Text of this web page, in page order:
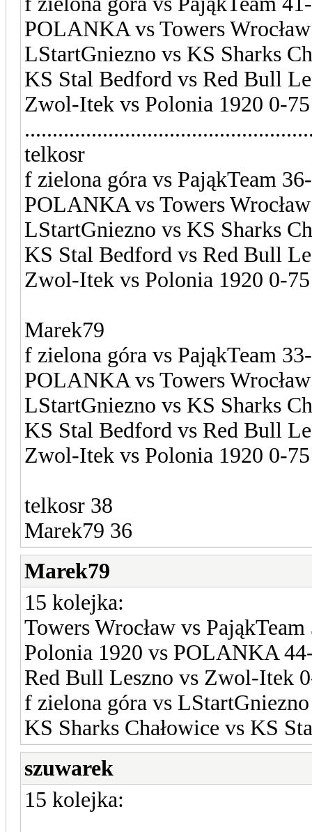
POLANKA vs Towers
LStartGniezno vs KS Sharks
KS Stal Bedford vs Red Bull
Zwol-Itek vs Polonia 1920 0-75
telkosr
f zielona góra vs PająkTeam
POLANKA vs Towers
LStartGniezno vs KS Sharks
KS Stal Bedford vs Red Bull
Zwol-Itek vs Polonia 1920 0-
Marek79
f zielona góra vs PająkTeam
POLANKA vs Towers
LStartGniezno vs KS Sharks
KS Stal Bedford vs Red Bull
Zwol-Itek vs Polonia 1920 0-
telkosr 38
Marek79 36
Marek79
15 kolejka:
Towers Wrocław vs
Polonia 1920 vs POLANKA
Red Bull Leszno vs Zwol-Itek
f zielona góra vs
KS Sharks Chałowice vs KS
szuwarek
15 kolejka: